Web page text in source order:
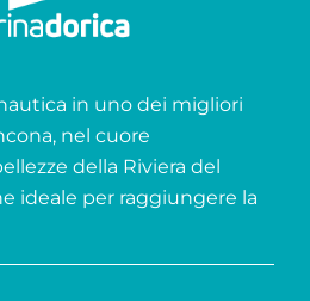
in uno dei migliori
nel cuore
della Riviera del
ideale per raggiungere la